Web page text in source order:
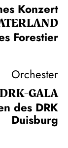
Konzert
Forestier
Orchester
DRK-GALA
des DRK
Duisburg